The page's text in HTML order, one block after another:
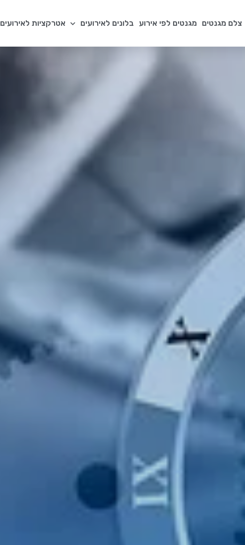
צלם מגנטים מגנטים לפי אירוע בלונים לאירועים אטרקציות לאירועים